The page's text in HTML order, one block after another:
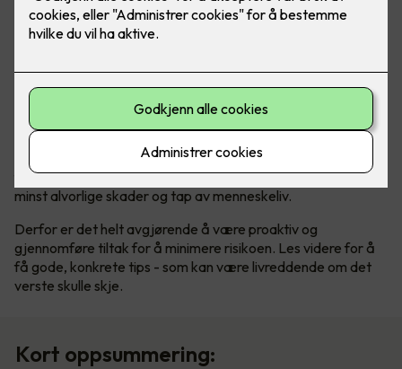
tipsene for å føle deg tryggere om det verste skulle skje.
Brannsikkerhet er en svært viktig del av å opprettholde et
trygt og sikkert hjem. Brann kan oppstå helt uventet og kan
forårsake store ødeleggelser av bolig og eiendeler, men ikke
minst alvorlige skader og tap av menneskeliv.
Derfor er det helt avgjørende å være proaktiv og
gjennomføre tiltak for å minimere risikoen. Les videre for å
få gode, konkrete tips - som kan være livreddende om det
verste skulle skje.
Kort oppsummering: